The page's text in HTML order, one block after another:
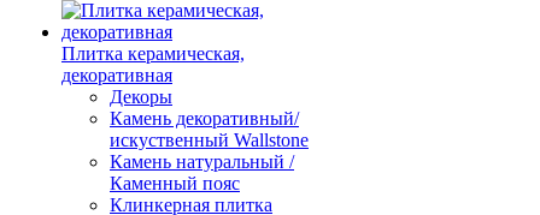
Плитка керамическая,
декоративная
Декоры
Камень декоративный/
искуственный Wallstone
Камень натуральный /
Каменный пояс
Клинкерная плитка